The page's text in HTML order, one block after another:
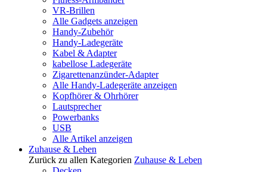
VR-Brillen
Alle Gadgets anzeigen
Handy-Zubehör
Handy-Ladegeräte
Kabel & Adapter
kabellose Ladegeräte
Zigarettenanzünder-Adapter
Alle Handy-Ladegeräte anzeigen
Kopfhörer & Ohrhörer
Lautsprecher
Powerbanks
USB
Alle Artikel anzeigen
Zuhause & Leben
Zurück zu allen Kategorien Zuhause & Leben